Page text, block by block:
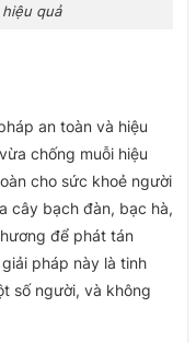
quả
an toàn và hiệu
chống muỗi hiệu
cho sức khoẻ người
cây bạch đàn, bạc hà,
để phát tán
pháp này là tinh
số người, và không